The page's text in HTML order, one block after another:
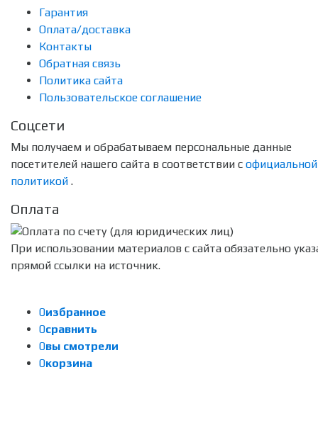
Гарантия
Оплата/доставка
Контакты
Обратная связь
Политика сайта
Пользовательское соглашение
Соцсети
Мы получаем и обрабатываем персональные данные
посетителей нашего сайта в соответствии с официальной
политикой .
Оплата
При использовании материалов с сайта обязательно
прямой ссылки на источник.
0избранное
0сравнить
0вы смотрели
0корзина